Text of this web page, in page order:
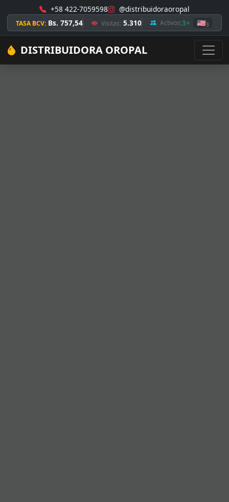
+58 422-7059598 @distribuidoraoropal
TASA BCV: Bs. 757,54 Visitas: 5.310 Activos:3 🇺🇸3
DISTRIBUIDORA OROPAL